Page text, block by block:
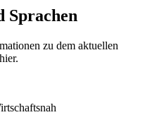
Sprachen
zu dem aktuellen